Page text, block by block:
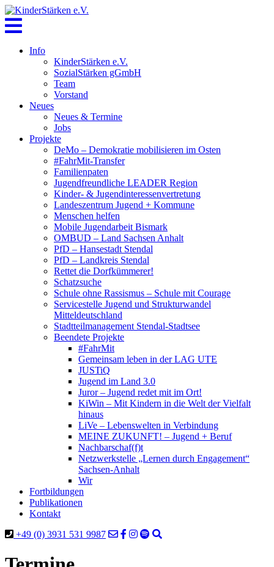
Skip
to
content
Info
KinderStärken e.V.
SozialStärken gGmbH
Team
Vorstand
Neues
Neues & Termine
Jobs
Projekte
DeMo – Demokratie mobilisieren im Osten
#FahrMit-Transfer
Familienpaten
Jugendfreundliche LEADER Region
Kinder- & Jugendinteressenvertretung
Landeszentrum Jugend + Kommune
Menschen helfen
Mobile Jugendarbeit Bismark
OMBUD – Land Sachsen Anhalt
PfD – Hansestadt Stendal
PfD – Landkreis Stendal
Rettet die Dorfkümmerer!
Schatzsuche
Schule ohne Rassismus – Schule mit Courage
Servicestelle Jugend und Strukturwandel
Mitteldeutschland
Stadtteilmanagement Stendal-Stadtsee
Beendete Projekte
#FahrMit
Gemeinsam leben in der LAG UTE
JUSTiQ
Jugend im Land 3.0
Juror – Jugend redet mit im Ort!
KiWin – Mit Kindern in die Welt der Vielfalt
hinaus
LiVe – Lebenswelten in Verbindung
MEINE ZUKUNFT! – Jugend + Beruf
Nachbarschaf(f)t
Netzwerkstelle „Lernen durch Engagement“
Sachsen-Anhalt
Wir
Fortbildungen
Publikationen
Kontakt
+49 (0) 3931 531 9987